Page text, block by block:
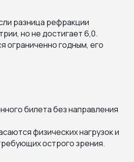
разница рефракции
но не достигает 6,0.
ограниченно годным, его
билета без направления
физических нагрузок и
острого зрения.